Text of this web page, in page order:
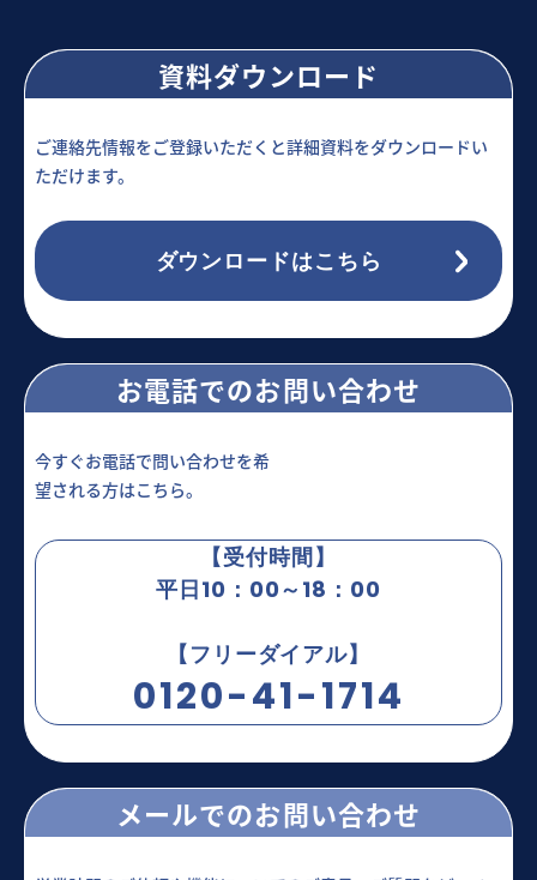
資料ダウンロード
ご連絡先情報をご登録いただくと詳細資料をダウンロードい
ただけます。
ダウンロードはこちら
お電話でのお問い合わせ
今すぐお電話で問い合わせを希
望される方はこちら。
【受付時間】
平日10：00～18：00
【フリーダイアル】
0120-41-1714
メールでのお問い合わせ